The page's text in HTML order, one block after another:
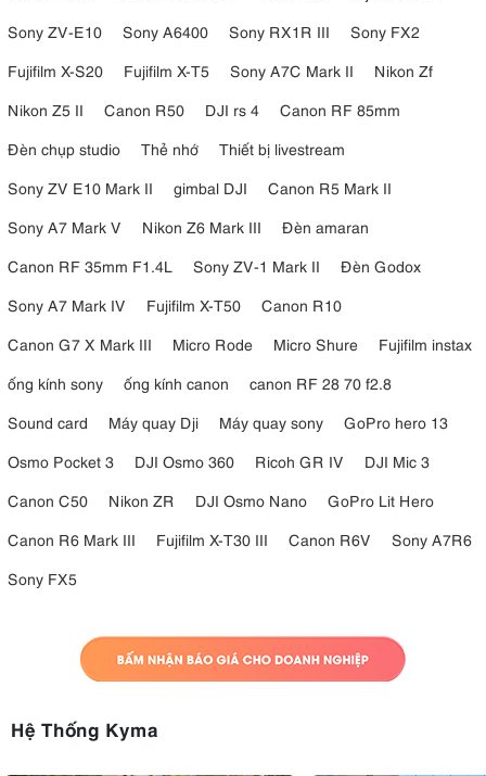
Sony ZV-E10
Sony A6400 Sony RX1R III
Sony FX2
Fujifilm X-S20
Fujifilm X-T5 Sony A7C Mark II
Nikon Zf
Nikon Z5 II
Canon R50 DJI rs 4
Canon RF 85mm
Đèn chụp studio
Thẻ nhớ
Thiết bị livestream
Sony ZV E10 Mark II
gimbal DJI
Canon R5 Mark II
Sony A7 Mark V
Nikon Z6 Mark III
Đèn amaran
Canon RF 35mm F1.4L
Sony ZV-1 Mark II
Đèn Godox
Sony A7 Mark IV
Fujifilm X-T50
Canon R10
Canon G7 X Mark III
Micro Rode Micro Shure
Fujifilm instax
ống kính sony
ống kính canon
canon RF 28 70 f2.8
Sound card
Máy quay Dji Máy quay sony
GoPro hero 13
Osmo Pocket 3
DJI Osmo 360 Ricoh GR IV
DJI Mic 3
Canon C50
Nikon ZR DJI Osmo Nano
GoPro Lit Hero
Canon R6 Mark III
Fujifilm X-T30 III Canon R6V
Sony A7R6
Sony FX5
Hệ Thống Kyma